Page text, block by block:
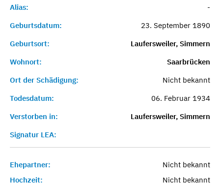
Alias:
-
Geburtsdatum:
23. September 1890
Geburtsort:
Laufersweiler, Simmern
Wohnort:
Saarbrücken
Ort der Schädigung:
Nicht bekannt
Todesdatum:
06. Februar 1934
Verstorben in:
Laufersweiler, Simmern
Signatur LEA:
Ehepartner:
Nicht bekannt
Hochzeit:
Nicht bekannt